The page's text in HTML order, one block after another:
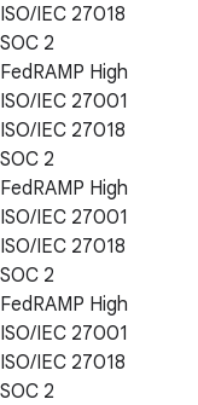
ISO/IEC 27018
SOC 2
FedRAMP High
ISO/IEC 27001
ISO/IEC 27018
SOC 2
FedRAMP High
ISO/IEC 27001
ISO/IEC 27018
SOC 2
FedRAMP High
ISO/IEC 27001
ISO/IEC 27018
SOC 2